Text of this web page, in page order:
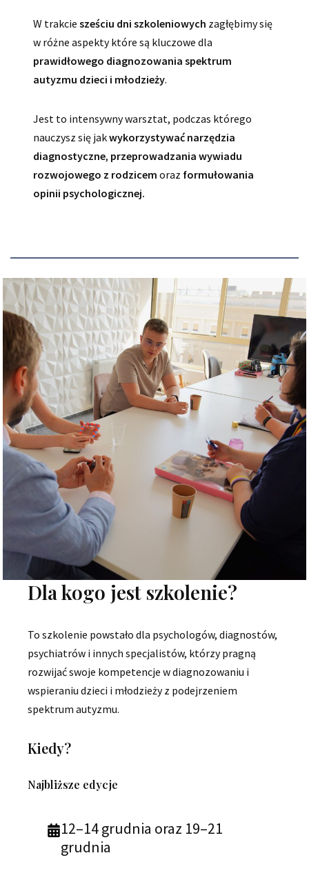
W trakciesześciu dni szkoleniowych zagłębimy się
w różne aspekty które są kluczowe dla
prawidłowego diagnozowania spektrum
autyzmu dzieci i młodzieży.
Jest to intensywny warsztat, podczas którego
nauczysz się jakwykorzystywać narzędzia
diagnostyczne, przeprowadzania wywiadu
rozwojowego z rodzicemoraz formułowania
opinii psychologicznej.
Dla kogo jest szkolenie?
To szkolenie powstało dla psychologów, diagnostów,
psychiatrów i innych specjalistów, którzy pragną
rozwijać swoje kompetencje w diagnozowaniu i
wspieraniu dzieci i młodzieży z podejrzeniem
spektrum autyzmu.
Kiedy?
Najbliższe edycje
12–14 grudnia oraz 19–21
grudnia